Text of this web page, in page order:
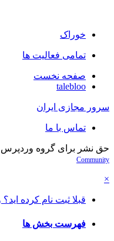
خوراک
تمامی فعالیت ها
صفحه نخست
talebloo
سرور مجازی ایران
تماس با ما
حق نشر برای گروه
Community
×
قبلا ثبت نام کرده
فهرست بخش ها